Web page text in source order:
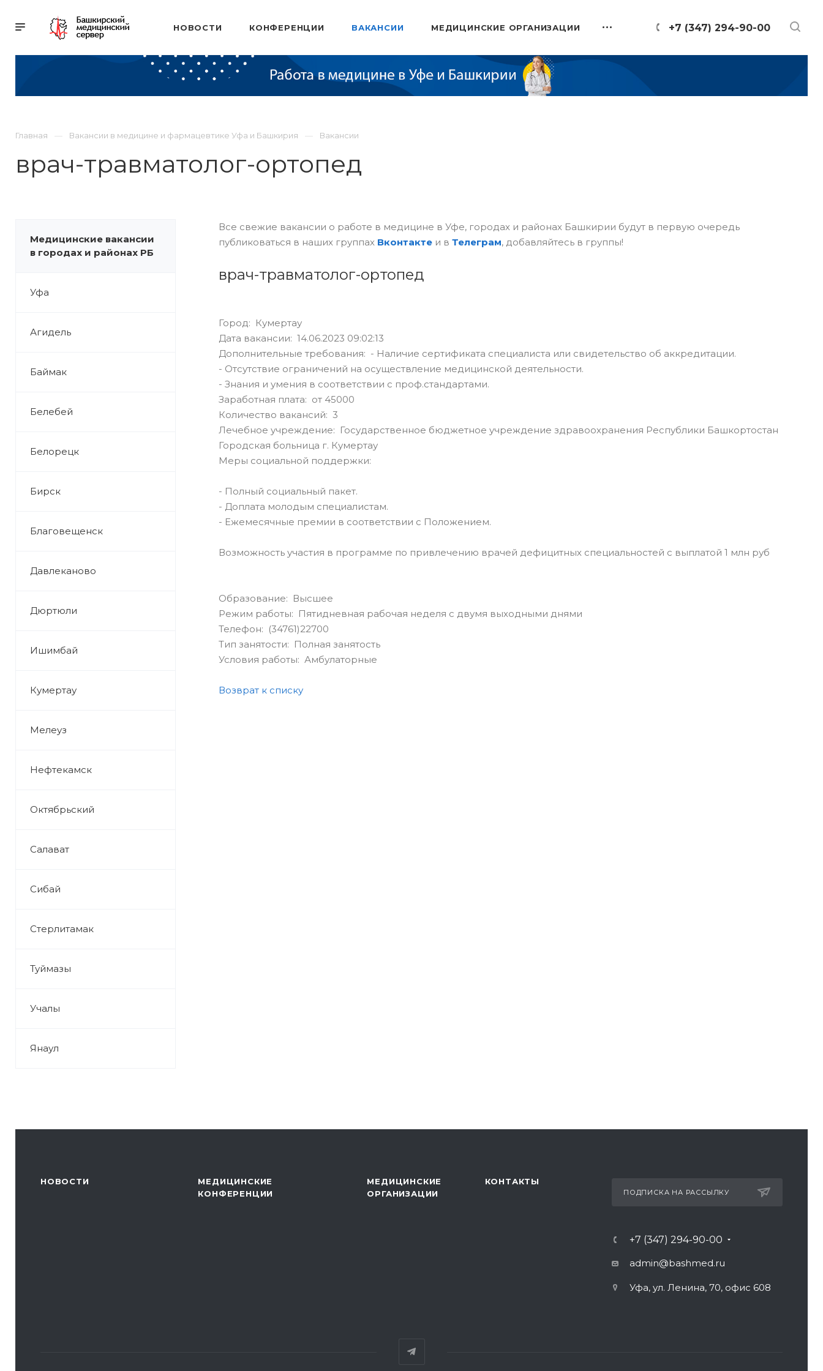
+7 (347) 294-90-00
НОВОСТИ КОНФЕРЕНЦИИ ВАКАНСИИ МЕДИЦИНСКИЕ ОРГАНИЗАЦИИ
Главная Вакансии в медицине и фармацевтике Уфа и Башкирия Вакансии
врач-травматолог-ортопед
Медицинские вакансии
в городах и районах РБ
Уфа
Агидель
Баймак
Белебей
Белорецк
Бирск
Благовещенск
Давлеканово
Дюртюли
Ишимбай
Кумертау
Мелеуз
Нефтекамск
Октябрьский
Салават
Сибай
Стерлитамак
Туймазы
Учалы
Янаул
Все свежие вакансии о работе в медицине в Уфе, городах и районах Башкирии будут в первую очередь
публиковаться в наших группах Вконтактеи в Телеграм, добавляйтесь в группы!
врач-травматолог-ортопед
Город: Кумертау
Дата вакансии: 14.06.2023 09:02:13
Дополнительные требования: - Наличие сертификата специалиста или свидетельство об аккредитации.
- Отсутствие ограничений на осуществление медицинской деятельности.
- Знания и умения в соответствии с проф.стандартами.
Заработная плата: от 45000
Количество вакансий: 3
Лечебное учреждение: Государственное бюджетное учреждение здравоохранения Республики Башкортостан
Городская больница г. Кумертау
Меры социальной поддержки:
- Полный социальный пакет.
- Доплата молодым специалистам.
- Ежемесячные премии в соответствии с Положением.
Возможность участия в программе по привлечению врачей дефицитных специальностей с выплатой 1 млн руб
Образование: Высшее
Режим работы: Пятидневная рабочая неделя с двумя выходными днями
Телефон: (34761)22700
Тип занятости: Полная занятость
Условия работы: Амбулаторные
Возврат к списку
НОВОСТИ
МЕДИЦИНСКИЕ
КОНФЕРЕНЦИИ
МЕДИЦИНСКИЕ
ОРГАНИЗАЦИИ
КОНТАКТЫ
ПОДПИСКА НА РАССЫЛКУ
+7 (347) 294-90-00
admin@bashmed.ru
Уфа, ул. Ленина, 70, офис 608